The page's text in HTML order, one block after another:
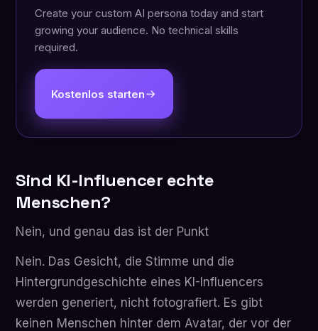
Create your custom AI persona today and start
growing your audience. No technical skills
required.
Kostenlos starten
Sind KI-Influencer echte
Menschen?
Nein, und genau das ist der Punkt
Nein. Das Gesicht, die Stimme und die
Hintergrundgeschichte eines KI-Influencers
werden generiert, nicht fotografiert. Es gibt
keinen Menschen hinter dem Avatar, der vor der